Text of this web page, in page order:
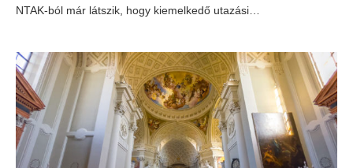
NTAK-ból már látszik, hogy kiemelkedő utazási…